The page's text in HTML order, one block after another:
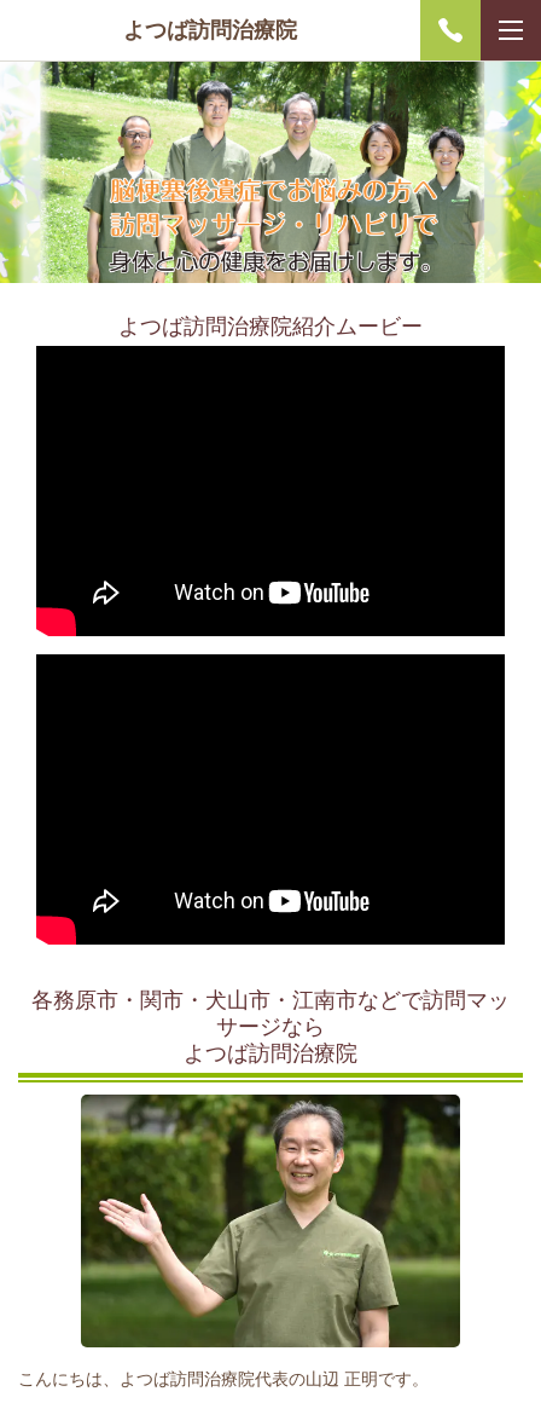
よつば訪問治療院
よつば訪問治療院紹介ムービー
各務原市・関市・犬山市・江南市などで訪問マッ
サージなら
よつば訪問治療院
こんにちは、よつば訪問治療院代表の山辺 正明です。